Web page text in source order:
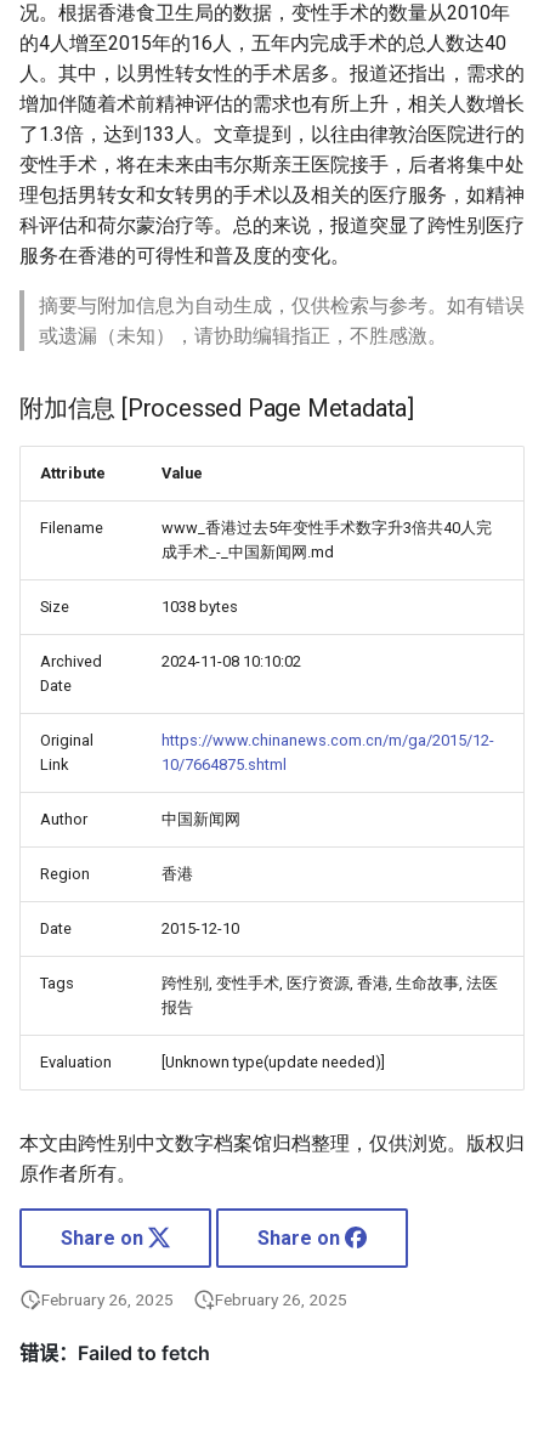
况。根据香港食卫生局的数据，变性手术的数量从2010年
的4人增至2015年的16人，五年内完成手术的总人数达40
人。其中，以男性转女性的手术居多。报道还指出，需求的
增加伴随着术前精神评估的需求也有所上升，相关人数增长
了1.3倍，达到133人。文章提到，以往由律敦治医院进行的
变性手术，将在未来由韦尔斯亲王医院接手，后者将集中处
理包括男转女和女转男的手术以及相关的医疗服务，如精神
科评估和荷尔蒙治疗等。总的来说，报道突显了跨性别医疗
服务在香港的可得性和普及度的变化。
摘要与附加信息为自动生成，仅供检索与参考。如有错误
或遗漏（未知），请协助编辑指正，不胜感激。
附加信息 [Processed Page Metadata]
Attribute Value
Filename
www_香港过去5年变性手术数字升3倍共40人完
成手术_-_中国新闻网.md
Size 1038 bytes
Archived
Date
2024-11-08 10:10:02
Original
Link
https://www.chinanews.com.cn/m/ga/2015/12-
10/7664875.shtml
Author 中国新闻网
Region 香港
Date 2015-12-10
Tags
跨性别, 变性手术, 医疗资源, 香港, 生命故事, 法医
报告
Evaluation [Unknown type(update needed)]
本文由跨性别中文数字档案馆归档整理，仅供浏览。版权归
原作者所有。
Share on Share on
February 26, 2025 February 26, 2025